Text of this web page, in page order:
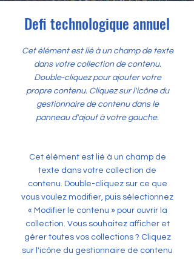
Defi technologique annuel
Cet élément est lié à un champ de texte
dans votre collection de contenu.
Double-cliquez pour ajouter votre
propre contenu. Cliquez sur l'icône du
gestionnaire de contenu dans le
panneau d'ajout à votre gauche.
Cet élément est lié à un champ de
texte dans votre collection de
contenu. Double-cliquez sur ce que
vous voulez modifier, puis sélectionnez
« Modifier le contenu » pour ouvrir la
collection. Vous souhaitez afficher et
gérer toutes vos collections ? Cliquez
sur l'icône du gestionnaire de contenu